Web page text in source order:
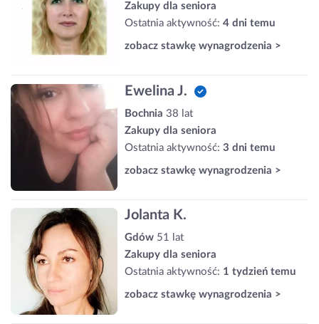
Zakupy dla seniora
Ostatnia aktywność: 4 dni temu
zobacz stawkę wynagrodzenia >
Ewelina J.
Bochnia 38 lat
Zakupy dla seniora
Ostatnia aktywność: 3 dni temu
zobacz stawkę wynagrodzenia >
Jolanta K.
Gdów 51 lat
Zakupy dla seniora
Ostatnia aktywność: 1 tydzień temu
zobacz stawkę wynagrodzenia >